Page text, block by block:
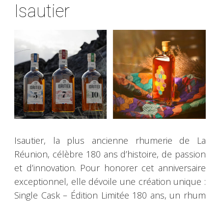
Isautier
Isautier, la plus ancienne rhumerie de La
Réunion, célèbre 180 ans d’histoire, de passion
et d’innovation. Pour honorer cet anniversaire
exceptionnel, elle dévoile une création unique :
Single Cask – Édition Limitée 180 ans, un rhum